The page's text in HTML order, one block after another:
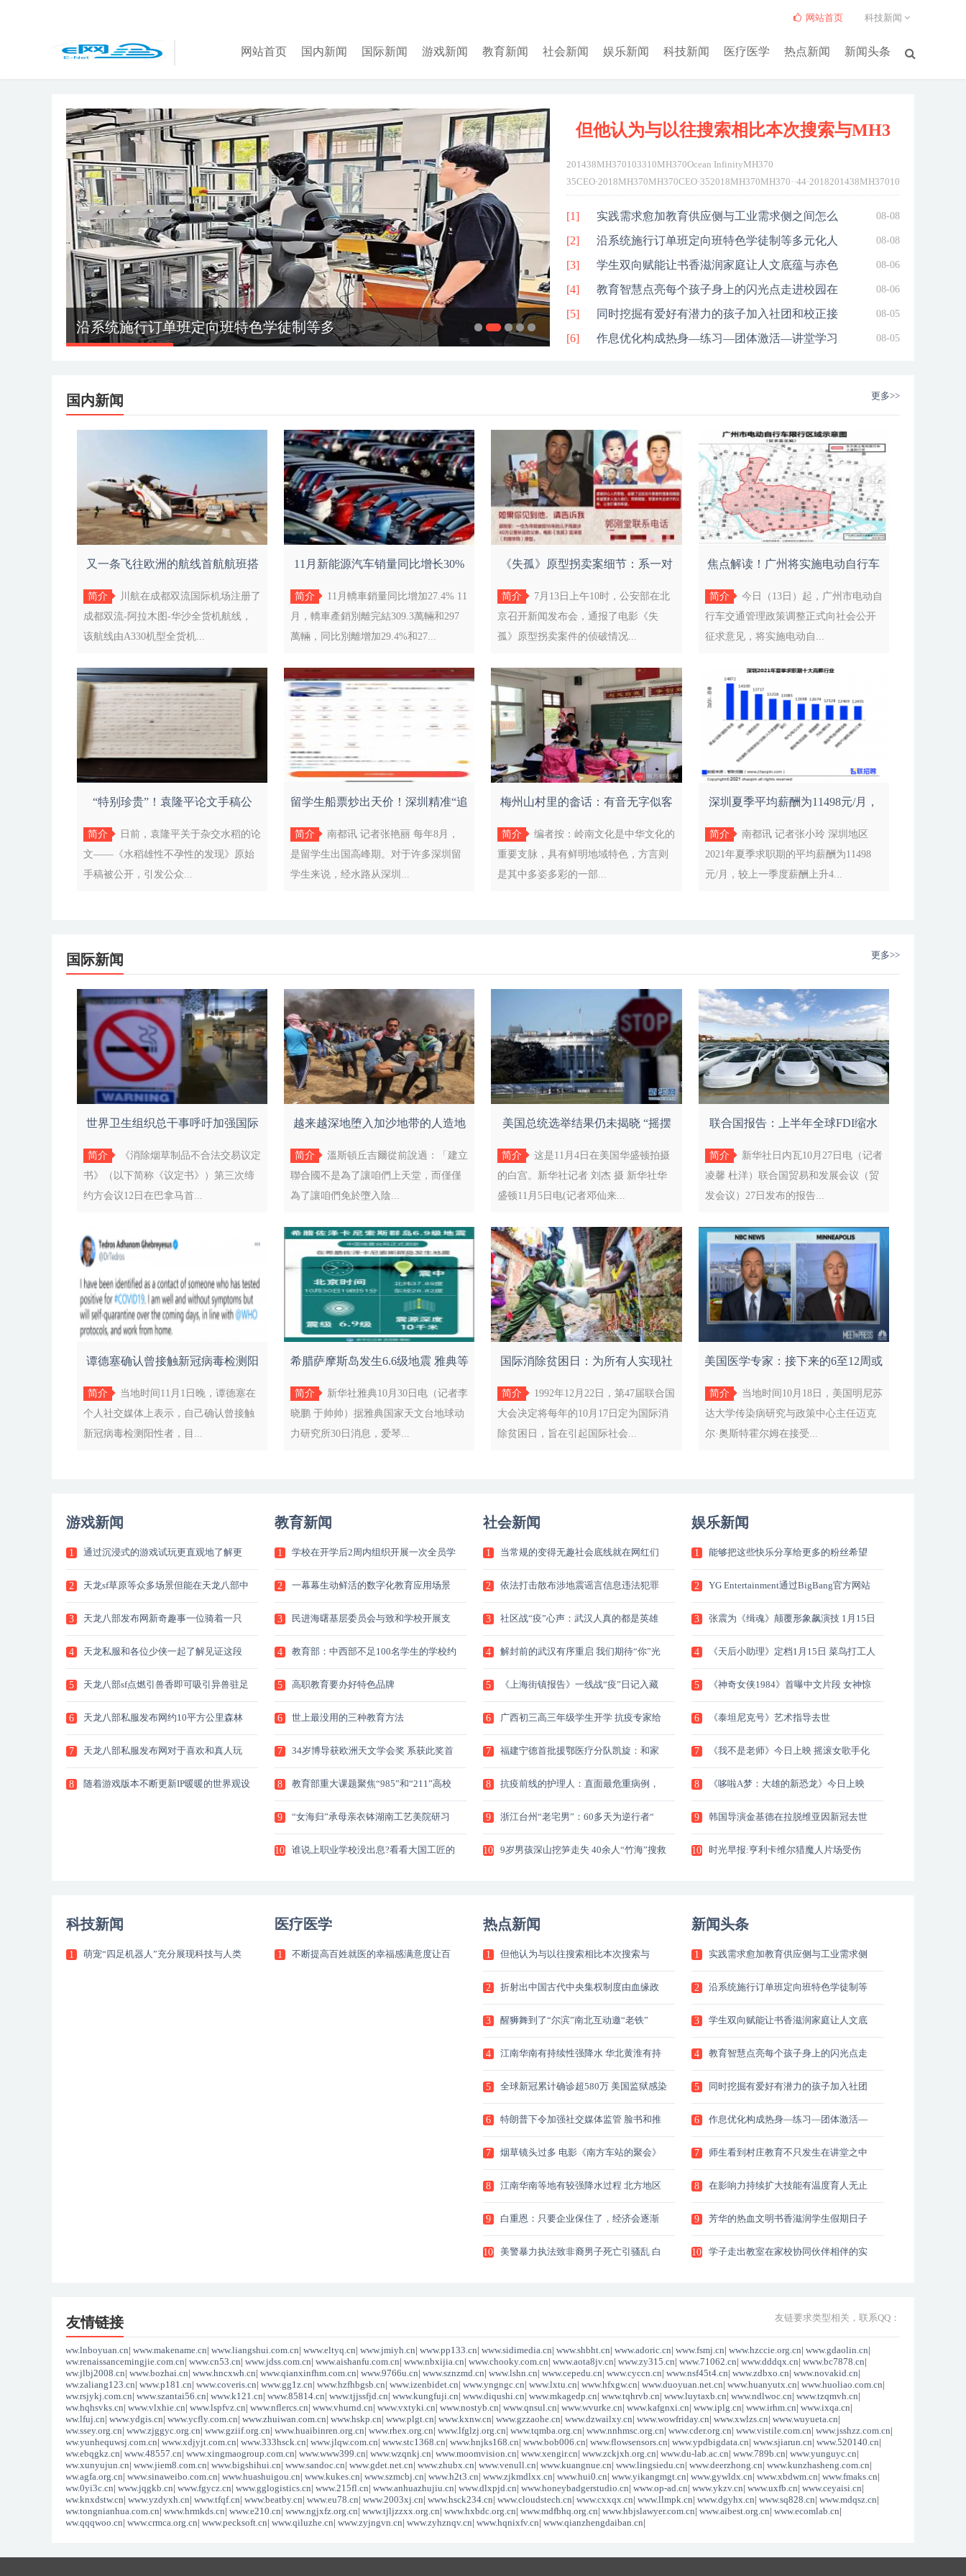
网站首页 国内新闻 国际新闻 游戏新闻 教育新闻 社会新闻 娱乐新闻 科技新闻 医疗医学 热点新闻 新闻头条
网站首页 科技新闻
沿系统施行订单班定向班特色学徒制等多
但他认为与以往搜索相比本次搜索与MH3
201438MH370103310MH370Ocean InfinityMH370
InfinityMH37035CEO·2018MH370MH370CEO·...
[1] 实践需求愈加教育供应侧与工业需求侧之间怎么 08-08
[2] 沿系统施行订单班定向班特色学徒制等多元化人 08-08
[3] 学生双向赋能让书香滋润家庭让人文底蕴与赤色 08-06
[4] 教育智慧点亮每个孩子身上的闪光点走进校园在 08-06
[5] 同时挖掘有爱好有潜力的孩子加入社团和校正接 08-05
[6] 作息优化构成热身—练习—团体激活—讲堂学习 08-05
国内新闻 更多>>
又一条飞往欧洲的航线首航航班搭
载货物
简介
川航在成都双流国际机场注册了
成都双流-阿拉木图-华沙全货机航线，
该航线由A330机型全货机...
11月新能源汽车销量同比增长30%
营业收入
简介
11月轎車銷量同比增加27.4% 11
月，轎車產銷別離完結309.3萬輛和297
萬輛，同比別離增加29.4%和27...
《失孤》原型拐卖案细节：系一对
情侣旅
简介
7月13日上午10时，公安部在北
京召开新闻发布会，通报了电影《失
孤》原型拐卖案件的侦破情况...
焦点解读！广州将实施电动自行车
登记上
简介
今日（13日）起，广州市电动自
行车交通管理政策调整正式向社会公开
征求意见，将实施电动自...
“特别珍贵”！袁隆平论文手稿公
开，档
简介
日前，袁隆平关于杂交水稻的论
文——《水稻雄性不孕性的发现》原始
手稿被公开，引发公众...
留学生船票炒出天价！深圳精准“追
回”
简介
南都讯 记者张艳丽 每年8月，
是留学生出国高峰期。对于许多深圳留
学生来说，经水路从深圳...
梅州山村里的畲话：有音无字似客
家话，
简介
编者按：岭南文化是中华文化的
重要支脉，具有鲜明地域特色，方言则
是其中多姿多彩的一部...
深圳夏季平均薪酬为11498元/月，
全国排名
简介
南都讯 记者张小玲 深圳地区
2021年夏季求职期的平均薪酬为11498
元/月，较上一季度薪酬上升4...
国际新闻 更多>>
世界卫生组织总干事呼吁加强国际
合作共
简介
《消除烟草制品不合法交易议定
书》（以下简称《议定书》）第三次缔
约方会议12日在巴拿马首...
越来越深地堕入加沙地带的人造地
狱时联
简介
溫斯頓丘吉爾從前說過：「建立
聯合國不是為了讓咱們上天堂，而僅僅
為了讓咱們免於墮入陰...
美国总统选举结果仍未揭晓 “摇摆
州”计
简介
这是11月4日在美国华盛顿拍摄
的白宫。新华社记者 刘杰 摄 新华社华
盛顿11月5日电(记者邓仙来...
联合国报告：上半年全球FDI缩水
近一半
简介
新华社日内瓦10月27日电（记者
凌馨 杜洋）联合国贸易和发展会议（贸
发会议）27日发布的报告...
谭德塞确认曾接触新冠病毒检测阳
性者，
简介
当地时间11月1日晚，谭德塞在
个人社交媒体上表示，自己确认曾接触
新冠病毒检测阳性者，目...
希腊萨摩斯岛发生6.6级地震 雅典等
地有明
简介
新华社雅典10月30日电（记者李
晓鹏 于帅帅）据雅典国家天文台地球动
力研究所30日消息，爱琴...
国际消除贫困日：为所有人实现社
会和环
简介
1992年12月22日，第47届联合国
大会决定将每年的10月17日定为国际消
除贫困日，旨在引起国际社会...
美国医学专家：接下来的6至12周或
将迎来
简介
当地时间10月18日，美国明尼苏
达大学传染病研究与政策中心主任迈克
尔·奥斯特霍尔姆在接受...
游戏新闻
1
通过沉浸式的游戏试玩更直观地了解更
加
2
天龙sf草原等众多场景但能在天龙八部中
3
天龙八部发布网新奇趣事一位骑着一只
巨
4
天龙私服和各位少侠一起了解见证这段
生
5
天龙八部sf点燃引兽香即可吸引异兽驻足
6
天龙八部私服发布网约10平方公里森林
覆
7
天龙八部私服发布网对于喜欢和真人玩
家
8
随着游戏版本不断更新IP暖暖的世界观设
教育新闻
1
学校在开学后2周内组织开展一次全员学
生
2
一幕幕生动鲜活的数字化教育应用场景
正
3
民进海曙基层委员会与致和学校开展支
教
4
教育部：中西部不足100名学生的学校约
有
5
高职教育要办好特色品牌
6 世上最没用的三种教育方法
7
34岁博导获欧洲天文学会奖 系获此奖首
位
8
教育部重大课题聚焦“985”和“211”高校
9 “女海归”承母亲衣钵湖南工艺美院研习
10
谁说上职业学校没出息?看看大国工匠的
社会新闻
1
当常规的变得无趣社会底线就在网红们
的
2
依法打击散布涉地震谣言信息违法犯罪
人
3
社区战“疫”心声：武汉人真的都是英雄
4 解封前的武汉有序重启 我们期待“你”光
5 《上海街镇报告》一线战“疫”日记入藏
6
广西初三高三年级学生开学 抗疫专家给
桂
7
福建宁德首批援鄂医疗分队凯旋：和家
人
8
抗疫前线的护理人：直面最危重病例，
给
9
浙江台州“老宅男”：60多天为逆行者“
10 9岁男孩深山挖笋走失 40余人“竹海”搜救
娱乐新闻
1
能够把这些快乐分享给更多的粉丝希望
能
2
YG Entertainment通过BigBang官方网站
发文宣布
3
张震为《缉魂》颠覆形象飙演技 1月15日
全
4
《天后小助理》定档1月15日 菜鸟打工人
上
5
《神奇女侠1984》首曝中文片段 女神惊
艳
6
《泰坦尼克号》艺术指导去世
7
《我不是老师》今日上映 摇滚女歌手化
身
8
《哆啦A梦：大雄的新恐龙》今日上映
全
9
韩国导演金基德在拉脱维亚因新冠去世
10 时光早报:亨利卡维尔猎魔人片场受伤
科技新闻
1 萌宠“四足机器人”充分展现科技与人类
医疗医学
1
不断提高百姓就医的幸福感满意度让百
热点新闻
1
但他认为与以往搜索相比本次搜索与
MH3
2
折射出中国古代中央集权制度由血缘政
治
3
醒狮舞到了“尔滨”南北互动邀“老铁”
4
江南华南有持续性强降水 华北黄淮有持
续
5
全球新冠累计确诊超580万 美国监狱感染
情
6
特朗普下令加强社交媒体监管 脸书和推
特
7
烟草镜头过多 电影《南方车站的聚会》
获
8
江南华南等地有较强降水过程 北方地区
多
9
白重恩：只要企业保住了，经济会逐渐
恢
10
美警暴力执法致非裔男子死亡引骚乱 白
新闻头条
1
实践需求愈加教育供应侧与工业需求侧
之
2
沿系统施行订单班定向班特色学徒制等
多
3
学生双向赋能让书香滋润家庭让人文底
蕴
4
教育智慧点亮每个孩子身上的闪光点走
进
5
同时挖掘有爱好有潜力的孩子加入社团
和
6
作息优化构成热身—练习—团体激活—
讲
7
师生看到村庄教育不只发生在讲堂之中
也
8
在影响力持续扩大技能有温度育人无止
境
9
芳华的热血文明书香滋润学生假期日子
七
10
学子走出教室在家校协同伙伴相伴的实
友情链接 友链要求类型相关，联系QQ：
www.lnboyuan.cn| www.makename.cn| www.liangshui.com.cn| www.eltyq.cn| www.jmiyh.cn| www.pp133.cn| www.sidimedia.cn| www.shbht.cn| www.adoric.cn| www.fsmj.cn| www.hzccie.org.cn| www.gdaolin.cn|
www.renaissancemingjie.com.cn| www.cn53.cn| www.jdss.com.cn| www.aishanfu.com.cn| www.nbxijia.cn| www.chooky.com.cn| www.aota8jv.cn| www.zy315.cn| www.71062.cn| www.dddqx.cn| www.bc7878.cn|
www.jlbj2008.cn| www.bozhai.cn| www.hncxwh.cn| www.qianxinfhm.com.cn| www.9766u.cn| www.sznzmd.cn| www.lshn.cn| www.cepedu.cn| www.cyccn.cn| www.nsf45t4.cn| www.zdbxo.cn| www.novakid.cn|
www.zaliang123.cn| www.p181.cn| www.coveris.cn| www.gg1z.cn| www.hzfhbgsb.cn| www.izenbidet.cn| www.yngngc.cn| www.lxtu.cn| www.hfxgw.cn| www.duoyuan.net.cn| www.huanyutx.cn| www.huoliao.com.cn|
www.rsjykj.com.cn| www.szantai56.cn| www.k121.cn| www.85814.cn| www.tjjssfjd.cn| www.kungfuji.cn| www.diqushi.cn| www.mkagedp.cn| www.tqhrvb.cn| www.luytaxb.cn| www.ndlwoc.cn| www.tzqmvh.cn|
www.hqhsvks.cn| www.vlxhie.cn| www.lspfvz.cn| www.nflercs.cn| www.vhurnd.cn| www.vxtyki.cn| www.nostyb.cn| www.qnsul.cn| www.wvurke.cn| www.kafgnxi.cn| www.iplg.cn| www.irhm.cn| www.ixqa.cn|
www.lfuj.cn| www.ydgis.cn| www.ycfly.com.cn| www.zhuiwan.com.cn| www.hskp.cn| www.plgt.cn| www.kxnw.cn| www.gzzaohe.cn| www.dzwailxy.cn| www.wowfriday.cn| www.xwlzs.cn| www.wuyueta.cn|
www.ssey.org.cn| www.zjggyc.org.cn| www.gziif.org.cn| www.huaibinren.org.cn| www.rhex.org.cn| www.lfglzj.org.cn| www.tqmba.org.cn| www.nnhmsc.org.cn| www.cder.org.cn| www.vistile.com.cn| www.jsshzz.com.cn|
www.yunhequwsj.com.cn| www.xdjyjt.com.cn| www.333hsck.cn| www.jlqw.com.cn| www.stc1368.cn| www.hnjks168.cn| www.bob006.cn| www.flowsensors.cn| www.ypdbigdata.cn| www.sjiarun.cn| www.520140.cn|
www.ebqgkz.cn| www.48557.cn| www.xingmaogroup.com.cn| www.www399.cn| www.wzqnkj.cn| www.moomvision.cn| www.xengir.cn| www.zckjxh.org.cn| www.du-lab.ac.cn| www.789b.cn| www.yunguyc.cn|
www.xunyujun.cn| www.jiem8.com.cn| www.bigshihui.cn| www.sandoc.cn| www.gdet.net.cn| www.zhubx.cn| www.venull.cn| www.kuangnue.cn| www.lingsiedu.cn| www.deerzhong.cn| www.kunzhasheng.com.cn|
www.agfa.org.cn| www.sinaweibo.com.cn| www.huashuigou.cn| www.kukes.cn| www.szmcbj.cn| www.h2t3.cn| www.zjkmdlxx.cn| www.hui0.cn| www.yikangmgt.cn| www.gywldx.cn| www.xbdwm.cn| www.fmaks.cn|
www.0yi3c.cn| www.jqgkb.cn| www.fgycz.cn| www.gglogistics.cn| www.215fl.cn| www.anhuazhujiu.cn| www.dlxpjd.cn| www.honeybadgerstudio.cn| www.op-ad.cn| www.ykzv.cn| www.uxfb.cn| www.ceyaisi.cn|
www.knxdstw.cn| www.yzdyxh.cn| www.tfqf.cn| www.beatby.cn| www.eu78.cn| www.2003xj.cn| www.hsck234.cn| www.cloudstech.cn| www.cxxqx.cn| www.llmpk.cn| www.dgyhx.cn| www.sq828.cn| www.mdqsz.cn|
www.tongnianhua.com.cn| www.hrmkds.cn| www.e210.cn| www.ngjxfz.org.cn| www.tjljzzxx.org.cn| www.hxbdc.org.cn| www.mdfbhq.org.cn| www.hbjslawyer.com.cn| www.aibest.org.cn| www.ecomlab.cn|
www.qqqwoo.cn| www.crmca.org.cn| www.pecksoft.cn| www.qiluzhe.cn| www.zyjngvn.cn| www.zyhznqv.cn| www.hqnixfv.cn| www.qianzhengdaiban.cn|